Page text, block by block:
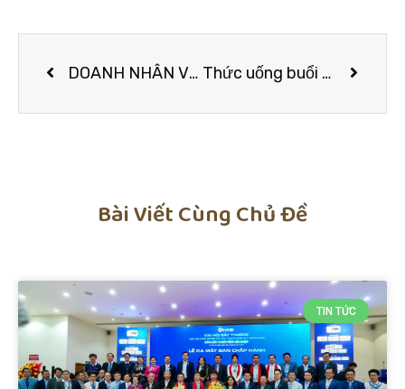
DOANH NHÂN VÕ THỊ LẤN NGƯỜI CÓ TÂM HUYẾT TẠO NÊN THƯƠNG HIỆU TRÀ TÚI LỌC TÂM LAN SẢN PHẨM BỔ ÍCH, AN TOÀN CHO SỨC KHỎE Thức uống buổi sáng giúp tăng cường miễn dịch
Bài Viết Cùng Chủ Đề
TIN TỨC